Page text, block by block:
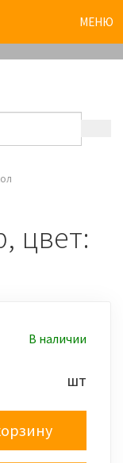
МЕНЮ
цвет:
В наличии
шт